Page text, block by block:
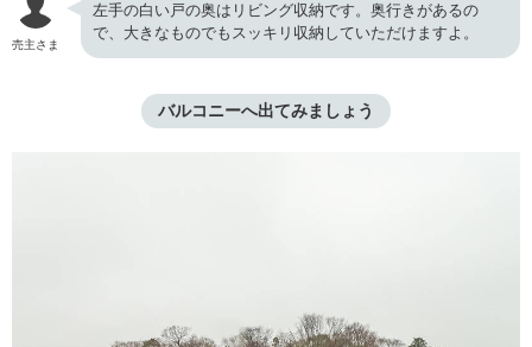
売主さま
左手の白い戸の奥はリビング収納です。奥行きがあるの
で、大きなものでもスッキリ収納していただけますよ。
バルコニーへ出てみましょう